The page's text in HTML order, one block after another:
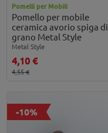
Pomelli per Mobili
Pomello per mobile
ceramica avorio spiga di
grano Metal Style
Metal Style
4,10 €
4,55 €
-10%